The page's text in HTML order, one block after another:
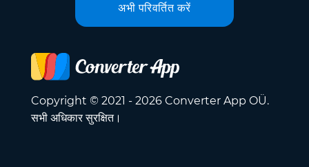
अभी परिवर्तित करें
Copyright © 2021 - 2026 Converter App OÜ.
सभी अधिकार सुरक्षित।